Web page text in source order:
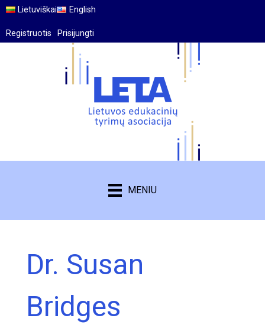
Lietuviškai English
Registruotis Prisijungti
MENIU
Dr. Susan
Bridges